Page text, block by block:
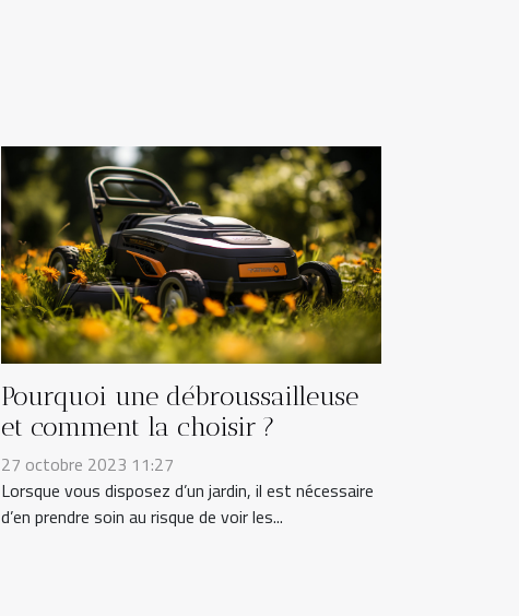
Pourquoi une débroussailleuse
et comment la choisir ?
27 octobre 2023 11:27
Lorsque vous disposez d’un jardin, il est nécessaire
d’en prendre soin au risque de voir les...